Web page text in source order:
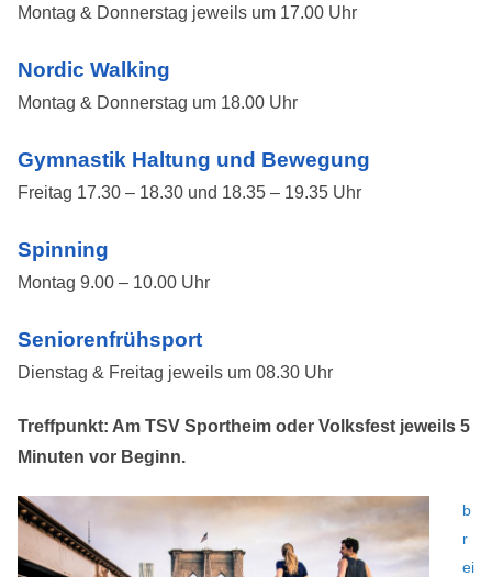
Montag & Donnerstag jeweils um 17.00 Uhr
Nordic Walking
Montag & Donnerstag um 18.00 Uhr
Gymnastik Haltung und Bewegung
Freitag 17.30 – 18.30 und 18.35 – 19.35 Uhr
Spinning
Montag 9.00 – 10.00 Uhr
Seniorenfrühsport
Dienstag & Freitag jeweils um 08.30 Uhr
Treffpunkt: Am TSV Sportheim oder Volksfest jeweils 5
Minuten vor Beginn.
b
r
ei